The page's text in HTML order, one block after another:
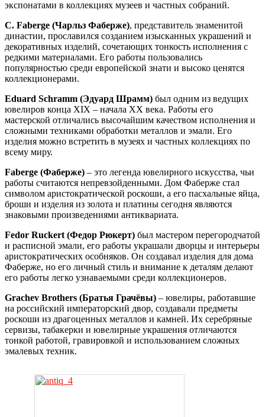
экспонатами в коллекциях музеев и частных собраний.
C. Faberge (Чарльз Фаберже), представитель знаменитой
династии, прославился созданием изысканных украшений и
декоративных изделий, сочетающих тонкость исполнения с
редкими материалами. Его работы пользовались
популярностью среди европейской знати и высоко ценятся
коллекционерами.
Eduard Schramm (Эдуард Шрамм) был одним из ведущих
ювелиров конца XIX – начала XX века. Работы его
мастерской отличались высочайшим качеством исполнения и
сложными техниками обработки металлов и эмали. Его
изделия можно встретить в музеях и частных коллекциях по
всему миру.
Faberge (Фаберже) – это легенда ювелирного искусства, чьи
работы считаются непревзойденными. Дом Фаберже стал
символом аристократической роскоши, а его пасхальные яйца,
броши и изделия из золота и платины сегодня являются
знаковыми произведениями антиквариата.
Fedor Ruckert (Федор Рюкерт) был мастером перегородчатой
и расписной эмали, его работы украшали дворцы и интерьеры
аристократических особняков. Он создавал изделия для дома
Фаберже, но его личный стиль и внимание к деталям делают
его работы легко узнаваемыми среди коллекционеров.
Grachev Brothers (Братья Грачёвы) – ювелиры, работавшие
на российский императорский двор, создавали предметы
роскоши из драгоценных металлов и камней. Их серебряные
сервизы, табакерки и ювелирные украшения отличаются
тонкой работой, гравировкой и использованием сложных
эмалевых техник.